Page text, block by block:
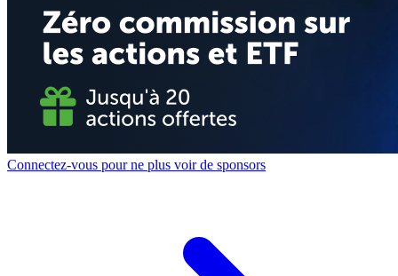
Connectez-vous pour ne plus voir de sponsors